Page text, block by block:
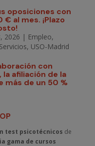
oposiciones con
€ al mes. ¡Plazo
2026 | Empleo,
Servicios, USO-Madrid
con
la afiliación de la
más de un 50 %
test psicotécnicos de
gama de cursos